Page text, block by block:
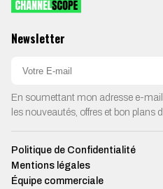
Newsletter
En soumettant mon adresse e-
les nouveautés, offres et bon plans
Politique de Confidentialité
Mentions légales
Équipe commerciale